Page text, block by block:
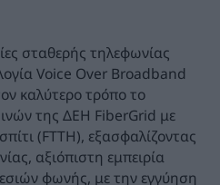
σταθερής τηλεφωνίας
Voice Over Broadband
καλύτερο τρόπο το
ινών της ΔΕΗ FiberGrid με
(FTTH), εξασφαλίζοντας
αξιόπιστη εμπειρία
φωνής, με την εγγύηση